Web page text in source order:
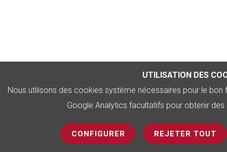
UTILISATION DES
Nous utilisons des cookies système nécessaires pour le
Google Analytics facultatifs pour obtenir
CONFIGURER REJETER TOUT